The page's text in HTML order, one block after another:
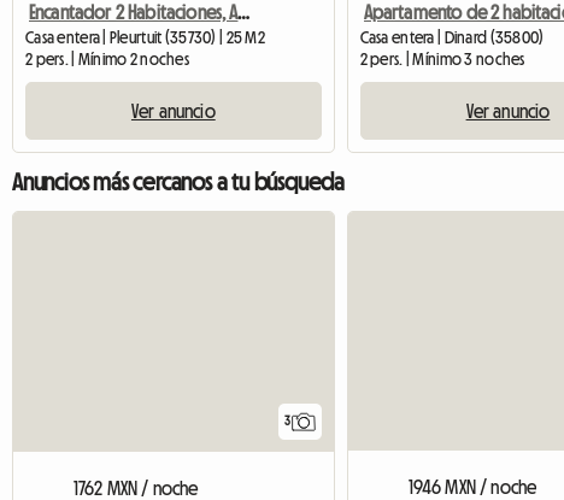
Encantador 2 Habitaciones, Agradable y Tranquilo.
Casa entera | Pleurtuit (35730) | 25 M2
2 pers. | Mínimo 2 noches
Ver anuncio
Casa entera | Dinard (35800)
2 pers. | Mínimo 3 noches
Ver anuncio
Anuncios más cercanos a tu búsqueda
3
1762 MXN / noche 1946 MXN / noche